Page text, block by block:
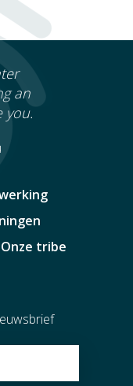
an
you.
Onze tribe